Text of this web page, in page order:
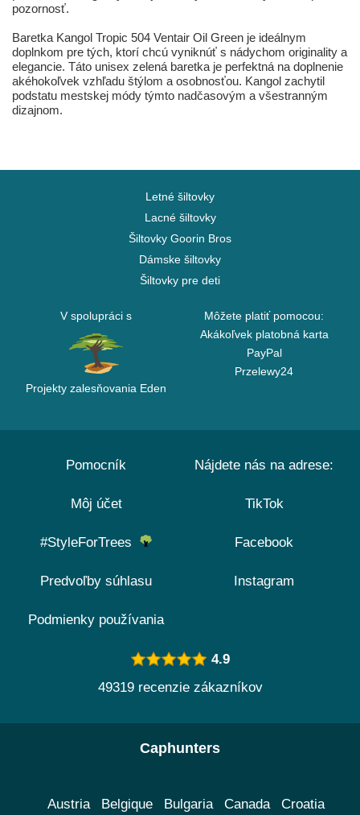
pozornosť.
Baretka Kangol Tropic 504 Ventair Oil Green je ideálnym
doplnkom pre tých, ktorí chcú vyniknúť s nádychom originality a
elegancie. Táto unisex zelená baretka je perfektná na doplnenie
akéhokoľvek vzhľadu štýlom a osobnosťou. Kangol zachytil
podstatu mestskej módy týmto nadčasovým a všestranným
dizajnom.
Letné šiltovky
Lacné šiltovky
Šiltovky Goorin Bros
Dámske šiltovky
Šiltovky pre deti
V spolupráci s
Projekty zalesňovania Eden
Môžete platiť pomocou:
Akákoľvek platobná karta
PayPal
Przelewy24
Pomocník
Môj účet
#StyleForTrees
Predvoľby súhlasu
Podmienky používania
Nájdete nás na adrese:
TikTok
Facebook
Instagram
4.9
49319 recenzie zákazníkov
Caphunters
Austria Belgique Bulgaria Canada Croatia